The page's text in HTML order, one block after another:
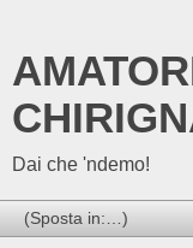
Dai che 'ndemo!